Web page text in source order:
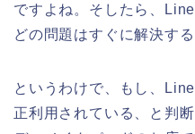
ですよね。そしたら、
どの問題はすぐに解決す
というわけで、もし、
正利用されている、と判